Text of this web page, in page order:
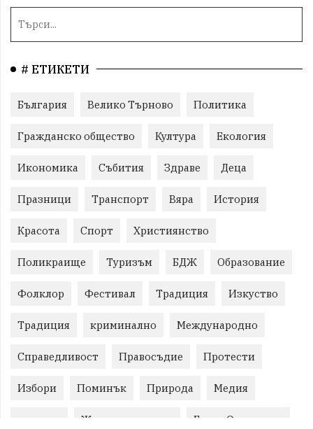
# ЕТИКЕТИ
България Велико Търново Политика
Гражданско общество Култура Екология
Икономика Събития Здраве Деца
Празници Транспорт Вяра История
Красота Спорт Християнство
Поликраище Туризъм БДЖ Образование
Фолклор Фестивал Традиция Изкуство
Традиция криминално Международно
Справедливост Правосъдие Протести
Избори Поминък Природа Медия
Животновъдство Горна Оряховица